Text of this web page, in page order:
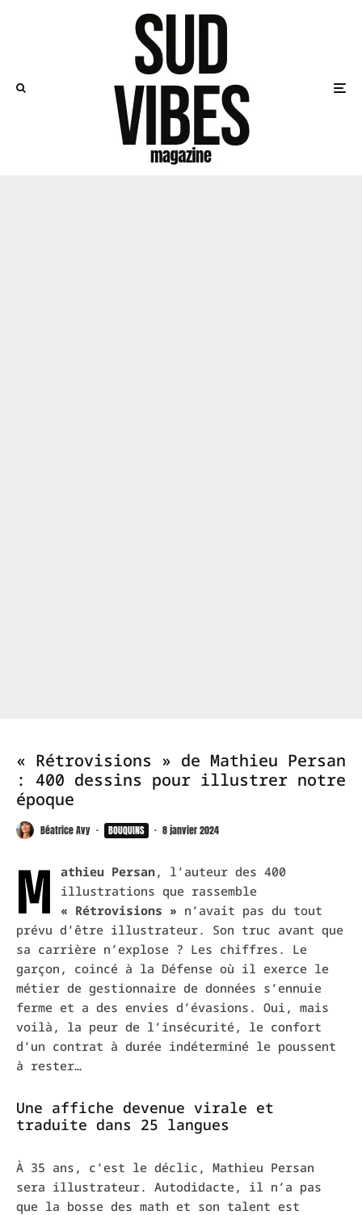
« Rétrovisions » de Mathieu Persan
: 400 dessins pour illustrer notre
époque
Béatrice Avy · BOUQUINS · 8 janvier 2024
M athieu Persan, l’auteur des 400
illustrations que rassemble
« Rétrovisions » n ’avait pas du tout
prévu d’être illustrateur.
Son truc avant que
sa carrière n’explose ? Les chiffres.
Le
garçon, coincé à la Défense où il exerce le
métier de gestionnaire de données s’ennuie
ferme et a des envies d’évasions. Oui, mais
voilà, la peur de l’insécurité, le confort
d’un contrat à durée indéterminé le poussent
à rester…
Une affiche devenue virale et
traduite dans 25 langues
À 35 ans, c’est le déclic, Mathieu Persan
sera illustrateur. Autodidacte, il n’a pas
que la bosse des math et son talent est